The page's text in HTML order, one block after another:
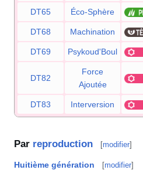
DT65 Éco-Sphère
DT68 Machination
DT69 Psykoud'Boul
DT82
Force
Ajoutée
DT83 Interversion
Par reproduction [modifier]
Huitième génération [modifier]